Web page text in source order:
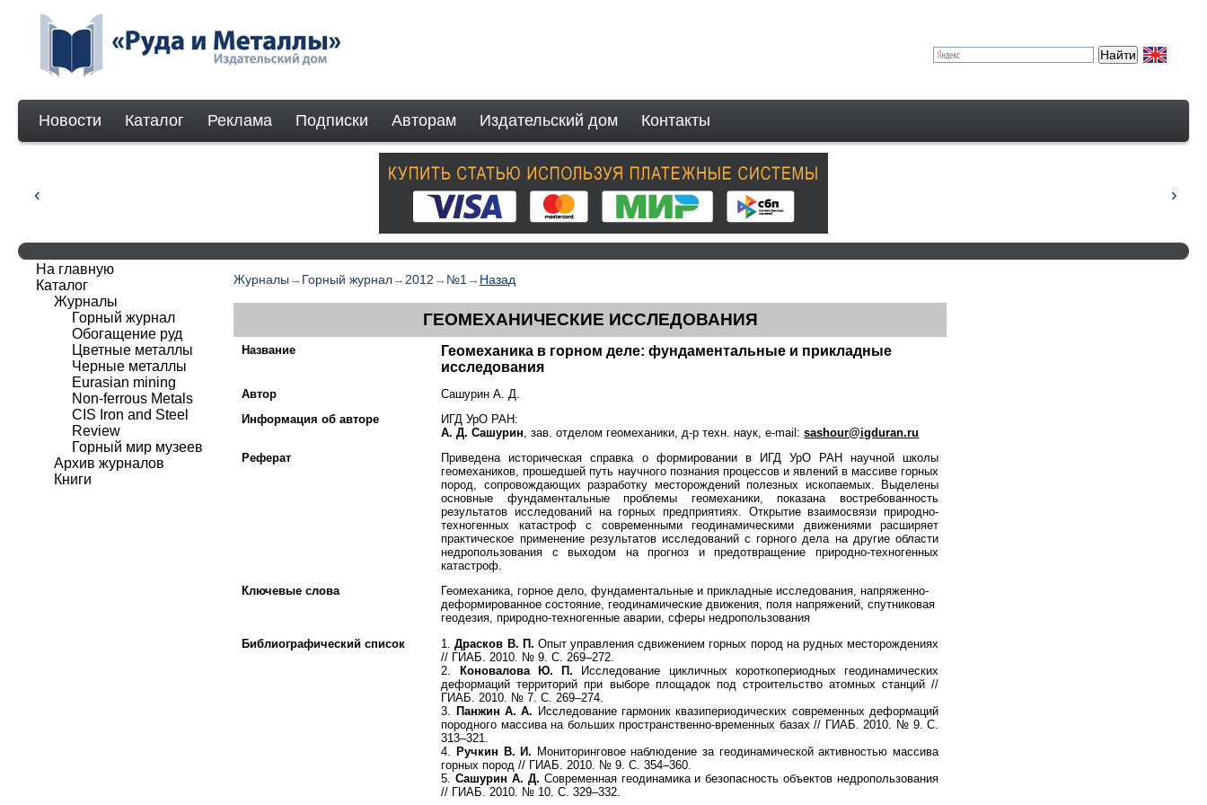
Новости Каталог Реклама Подписки Авторам Издательский дом Контакты
Журналы → Горный журнал→ 2012 → №1 → Назад
ГЕОМЕХАНИЧЕСКИЕ ИССЛЕДОВАНИЯ
Название
Геомеханика в горном деле: фундаментальные и прикладные
исследования
Автор
Сашурин А. Д.
Информация об авторе
ИГД УрО РАН:
А. Д. Сашурин , зав. отделом геомеханики, д-р техн. наук, e-mail:sashour@igduran.ru
Реферат
Приведена историческая справка о формировании в ИГД УрО РАН научной школы
геомехаников, прошедшей путь научного познания процессов и явлений в массиве горных
пород, сопровождающих разработку месторождений полезных ископаемых. Выделены
основные фундаментальные проблемы геомеханики, показана востребованность
результатов исследований на горных предприятиях. Открытие взаимосвязи природно-
техногенных катастроф с современными геодинамическими движениями расширяет
практическое применение результатов исследований с горного дела на другие области
недропользования с выходом на прогноз и предотвращение природно-техногенных
катастроф.
Ключевые слова
Геомеханика, горное дело, фундаментальные и прикладные исследования, напряженно-
деформированное состояние, геодинамические движения, поля напряжений, спутниковая
геодезия, природно-техногенные аварии, сферы недропользования
Библиографический список
1.Драсков В. П. Опыт управления сдвижением горных пород на рудных месторождениях
// ГИАБ. 2010. № 9. С. 269–272.
2. Коновалова Ю. П. Исследование цикличных короткопериодных геодинамических
деформаций территорий при выборе площадок под строительство атомных станций //
ГИАБ. 2010. № 7. С. 269–274.
3. Панжин А. А. Исследование гармоник квазипериодических современных деформаций
породного массива на больших пространственно-временных базах // ГИАБ. 2010. № 9. С.
313–321.
4.
Ручкин В. И. Мониторинговое наблюдение за геодинамической активностью массива
горных пород // ГИАБ. 2010. № 9. С. 354–360.
5.Сашурин А. Д. Современная геодинамика и безопасность объектов недропользования
// ГИАБ. 2010. № 10. С. 329–332.
На главную
Каталог
Журналы
Горный журнал
Обогащение руд
Цветные металлы
Черные металлы
Eurasian mining
Non-ferrous Мetals
CIS Iron and Steel
Review
Горный мир музеев
Архив журналов
Книги